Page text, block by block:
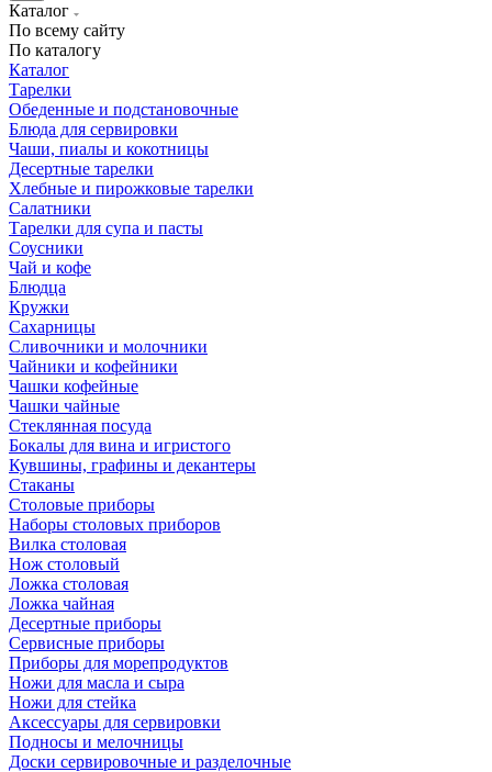
Каталог
По всему сайту
По каталогу
Каталог
Тарелки
Обеденные и подстановочные
Блюда для сервировки
Чаши, пиалы и кокотницы
Десертные тарелки
Хлебные и пирожковые тарелки
Салатники
Тарелки для супа и пасты
Соусники
Чай и кофе
Блюдца
Кружки
Сахарницы
Сливочники и молочники
Чайники и кофейники
Чашки кофейные
Чашки чайные
Стеклянная посуда
Бокалы для вина и игристого
Кувшины, графины и декантеры
Стаканы
Столовые приборы
Наборы столовых приборов
Вилка столовая
Нож столовый
Ложка столовая
Ложка чайная
Десертные приборы
Сервисные приборы
Приборы для морепродуктов
Ножи для масла и сыра
Ножи для стейка
Аксессуары для сервировки
Подносы и мелочницы
Доски сервировочные и разделочные